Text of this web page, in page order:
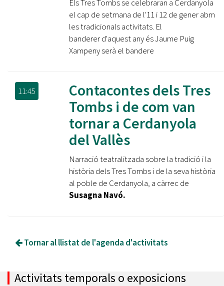
Els Tres Tombs se celebraran a Cerdanyola
el cap de setmana de l'11 i 12 de gener abm
les tradicionals activitats. El
banderer d'aquest any és Jaume Puig
Xampeny serà el bandere
11:45
Contacontes dels Tres
Tombs i de com van
tornar a Cerdanyola
del Vallès
Narració teatralitzada sobre la tradició i la
història dels Tres Tombs i de la seva història
al poble de Cerdanyola, a càrrec de
Susagna Navó.
Tornar al llistat de l'agenda d'activitats
Activitats temporals o exposicions